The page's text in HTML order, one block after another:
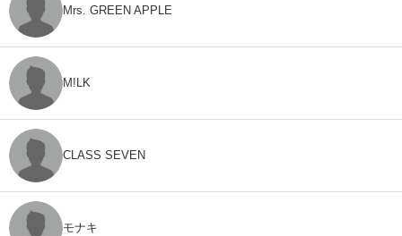
Mrs. GREEN APPLE
M!LK
CLASS SEVEN
モナキ